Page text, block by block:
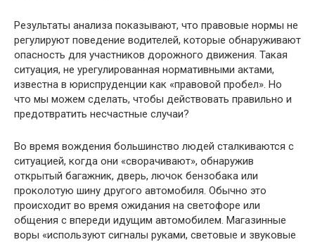
Результаты анализа показывают, что правовые нормы не
регулируют поведение водителей, которые обнаруживают
опасность для участников дорожного движения. Такая
ситуация, не урегулированная нормативными актами,
известна в юриспруденции как «правовой пробел». Но
что мы можем сделать, чтобы действовать правильно и
предотвратить несчастные случаи?
Во время вождения большинство людей сталкиваются с
ситуацией, когда они «сворачивают», обнаружив
открытый багажник, дверь, лючок бензобака или
проколотую шину другого автомобиля. Обычно это
происходит во время ожидания на светофоре или
общения с впереди идущим автомобилем. Магазинные
воры «используют сигналы руками, световые и звуковые